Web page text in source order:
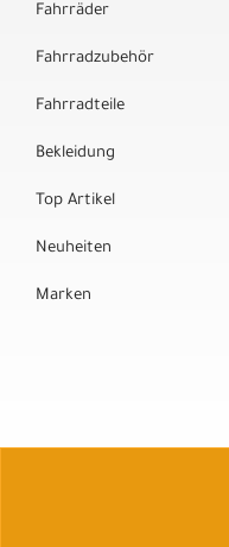
Fahrräder
Fahrradzubehör
Fahrradteile
Bekleidung
Top Artikel
Neuheiten
Marken